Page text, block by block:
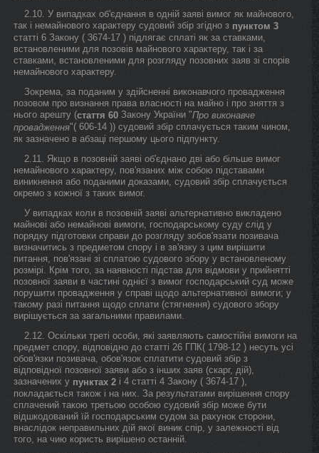
2.10. У випадках об'єднання в одній заяві вимог як майнового,
так і немайнового характеру судовий збір згідно з пунктом 3
статті 6 Закону ( 3674-17 ) підлягає сплаті як за ставками,
встановленими для позовів майнового характеру, так і за
ставками, встановленими для розгляду позовних заяв зі спорів
немайнового характеру.
Зокрема, за поданим у здійсненні виконавчого провадження
позовом про визнання права власності на майно і про зняття з
нього арешту (стаття 60 Закону України "Про виконавче
провадження"( 606-14 )) судовий збір сплачується таким чином,
як зазначено в абзаці першому цього підпункту.
2.11. Якщо в позовній заяві об'єднано дві або більше вимог
немайнового характеру, пов'язаних між собою підставами
виникнення або поданими доказами, судовий збір сплачується
окремо з кожної з таких вимог.
У випадках коли в позовній заяві альтернативно викладено
майнові або немайнові вимоги, господарському суду слід у
порядку підготовки справи до розгляду зобов'язати позивача
визначитись з предметом спору і в зв'язку з цим вирішити
питання, пов'язані зі сплатою судового збору у встановленому
розмірі. Крім того, за наявності підстав для відмови у прийнятті
позовної заяви в частині однієї з вимог господарський суд може
порушити провадження у справі щодо альтернативної вимоги; у
такому разі питання щодо сплати (стягнення) судового збору
вирішується за загальними правилами.
2.12. Оскільки треті особи, які заявляють самостійні вимоги на
предмет спору, відповідно до статті 26 ГПК( 1798-12 ) несуть усі
обов'язки позивача, обов'язок сплатити судовий збір з
відповідної позовної заяви або з інших заяв (скарг, дій),
зазначених у пунктах 2 і 4 статті 4 Закону ( 3674-17 ),
покладається також і на них. За результатами вирішення спору
сплачений такою третьою особою судовий збір може бути
відшкодований їй господарським судом за рахунок сторони,
внаслідок неправильних дій якої виник спір, у залежності від
того, на чию користь вирішено останній.